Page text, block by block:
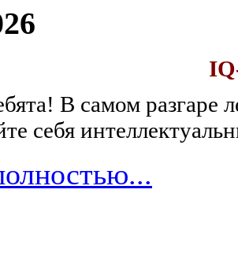
В самом разгаре
себя